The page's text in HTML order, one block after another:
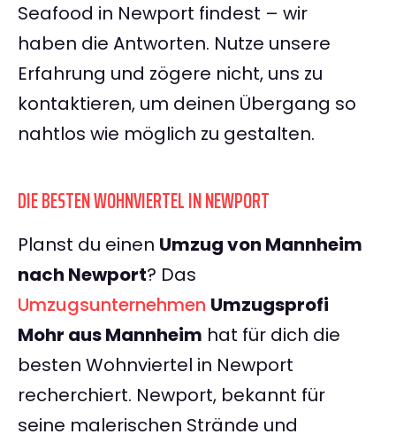
Seafood in Newport findest – wir
haben die Antworten. Nutze unsere
Erfahrung und zögere nicht, uns zu
kontaktieren, um deinen Übergang so
nahtlos wie möglich zu gestalten.
DIE BESTEN WOHNVIERTEL IN NEWPORT
Planst du einen Umzug von Mannheim
nach Newport? Das
Umzugsunternehmen Umzugsprofi
Mohr aus Mannheim hat für dich die
besten Wohnviertel in Newport
recherchiert. Newport, bekannt für
seine malerischen Strände und